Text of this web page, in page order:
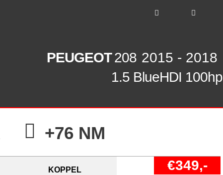
PEUGEOT208 2015 - 2018
1.5 BlueHDI 100hp
+76 NM
KOPPEL €349,-